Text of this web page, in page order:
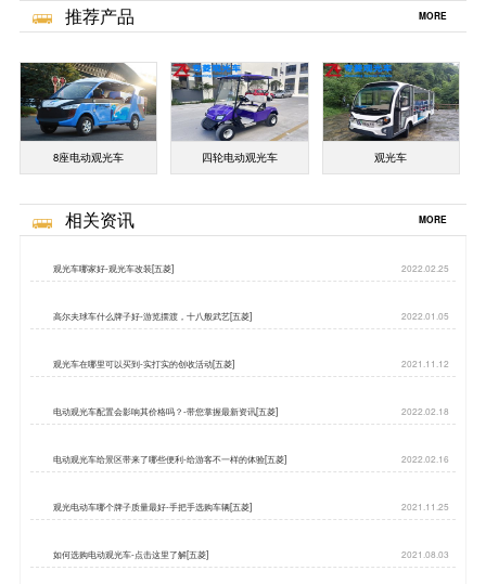
推荐产品 MORE
8座电动观光车 四轮电动观光车 观光车
相关资讯 MORE
观光车哪家好-观光车改装[五菱] 2022.02.25
高尔夫球车什么牌子好-游览摆渡，十八般武艺[五菱] 2022.01.05
观光车在哪里可以买到-实打实的创收活动[五菱] 2021.11.12
电动观光车配置会影响其价格吗？-带您掌握最新资讯[五菱] 2022.02.18
电动观光车给景区带来了哪些便利-给游客不一样的体验[五菱] 2022.02.16
观光电动车哪个牌子质量最好-手把手选购车辆[五菱] 2021.11.25
如何选购电动观光车-点击这里了解[五菱] 2021.08.03